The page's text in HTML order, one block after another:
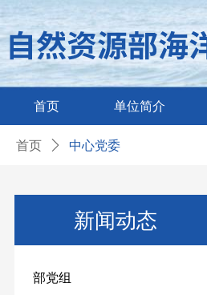
首页 单位简介
首页 ꄲ 中心党委
新闻动态
部党组